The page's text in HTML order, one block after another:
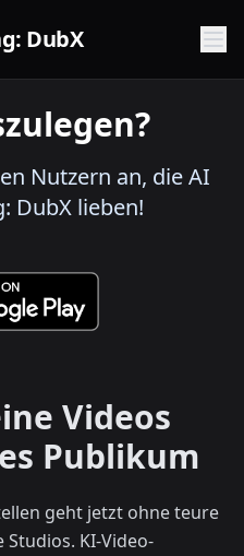
DubX
Nutzern an, die AI
DubX lieben!
Videos
Publikum
geht jetzt ohne teure
KI-Video-